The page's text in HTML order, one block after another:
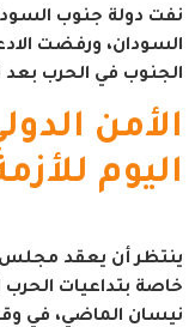
نفت دولة جنوب
السودان، ورفضت
الجنوب في الحرب
الأمن
اليوم
ينتظر أن يعقد مجلس
خاصة بتداعيات
نيسان الماضي، في